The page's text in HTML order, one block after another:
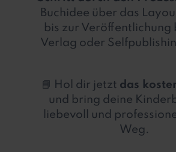
Buchidee über das
bis zur Veröffentlichung
Verlag oder
📘 Hol dir jetzt das
und bring deine
liebevoll und
Weg.